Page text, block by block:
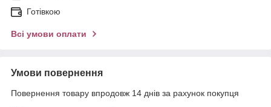
Готівкою
Всі умови оплати
Умови повернення
Повернення товару впродовж 14 днів за рахунок покупця